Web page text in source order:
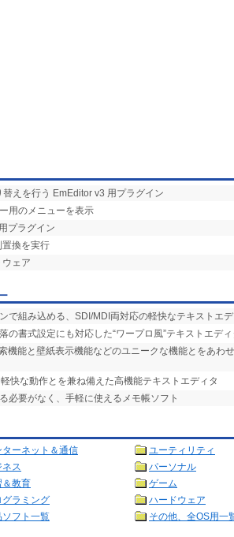
えを行う EmEditor v3 用プラグイン
用のメニューを表示
プラグイン
換を実行
ェア
で組み込める、SDI/MDI両対応の軽快なテキストエデ
の書式設定にも対応した“ワープロ風”テキストエディ
機能と壁紙表示機能などのユニークな機能とをあわ
快な動作とを兼ね備えた高機能テキストエディタ
必要がなく、手軽に使えるメモ帳ソフト
ターネット＆通信
ユーティリティ
ネス
パーソナル
＆教育
ゲーム
グラミング
ハードウェア
ソフト一覧 その他、全OS用一